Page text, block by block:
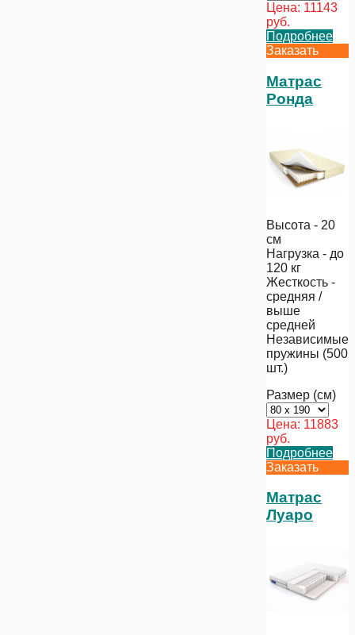
Цена: 11143
руб.
Подробнее
Заказать
Матрас
Ронда
Высота - 20
см
Нагрузка - до
120 кг
Жесткость -
средняя /
выше
средней
Независимые
пружины (500
шт.)
Размер (см)
Цена: 11883
руб.
Подробнее
Заказать
Матрас
Луаро